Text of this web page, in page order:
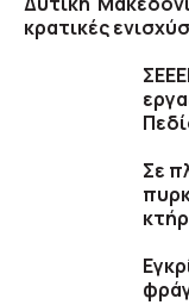
κρατικές
Σε